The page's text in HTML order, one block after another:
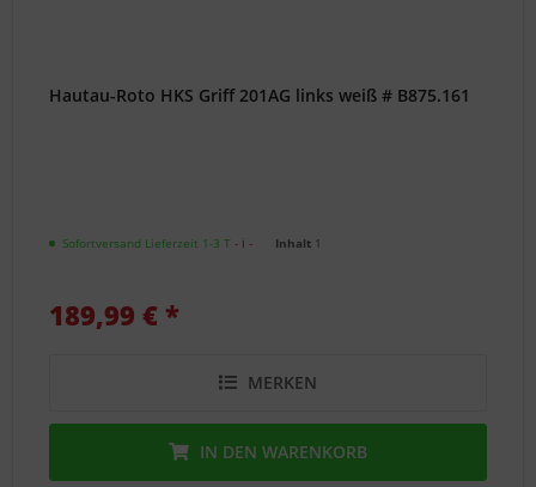
Hautau-Roto HKS Griff 201AG links weiß # B875.161
Sofortversand Lieferzeit 1-3 T- ℹ - Inhalt 1
189,99 € *
MERKEN
IN DEN WARENKORB